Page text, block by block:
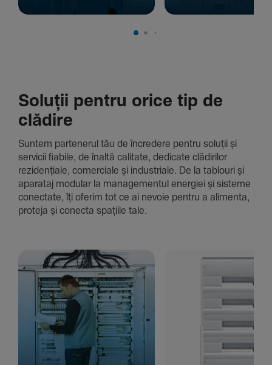
Soluții pentru orice tip de
clădire
Suntem parte­nerul tău de încre­dere pentru soluții și
servicii fiabile, de înaltă cali­tate, dedi­cate clădi­rilor
rezi­den­țiale, comer­ciale și indus­triale. De la tablouri și
aparataj modular la managementul energiei și sisteme
conec­tate, îți oferim tot ce ai nevoie pentru a alimenta,
proteja și conecta spațiile tale.